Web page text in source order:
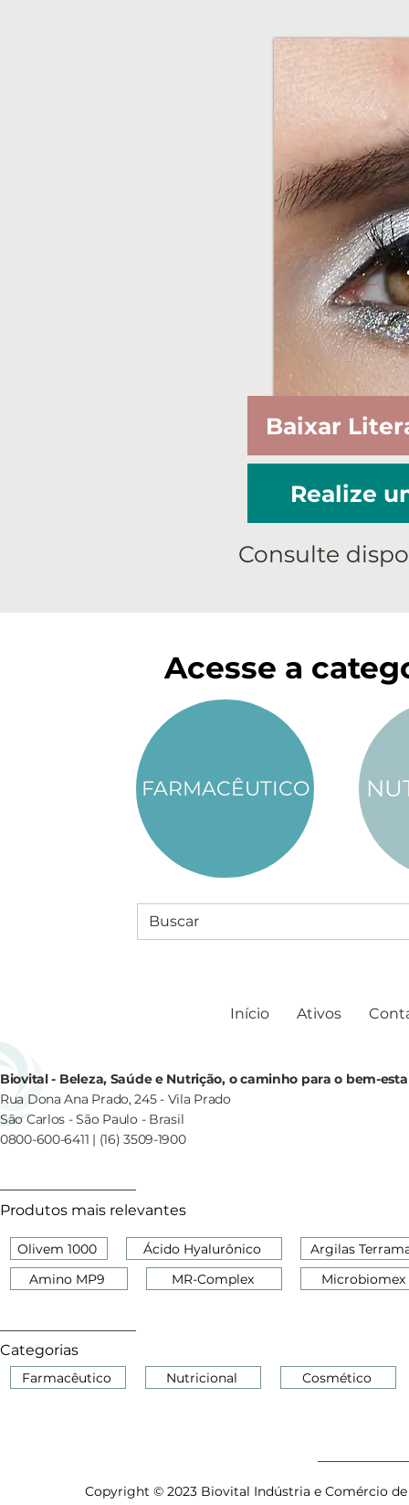
Baixar
Realize
Consulte
Acesse a
FARMACÊUTICO
Biovital - Beleza, Saúde e Nutrição, o caminho para o bem-
Rua Dona Ana Prado, 245 - Vila Prado
São Carlos - São Paulo - Brasil
0800-600-6411 | (16) 3509-1900
Início Ativos
Produtos mais relevantes
Olivem 1000
Ácido Hyalurônico
Amino MP9
MR-Complex
Argilas
Microbiomex
Categorias
Farmacêutico Nutricional Cosmético
Copyright © 2023 Biovital Indústria e Comércio de